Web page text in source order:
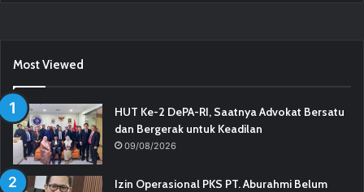
Most Viewed
HUT Ke-2 DePA-RI, Saatnya Advokat Bersatu
dan Bergerak untuk Keadilan
09/08/2026
Izin Operasional PKS PT. Aburahmi Belum